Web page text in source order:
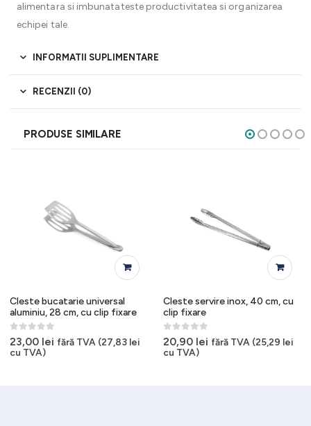
alimentara si imbunatateste productivitatea si organizarea
echipei tale.
INFORMATII SUPLIMENTARE
RECENZII (0)
PRODUSE SIMILARE
Cleste bucatarie universal
aluminiu, 28 cm, cu clip fixare
0out of 5
23,00 lei fără TVA (27,83 lei
cu TVA)
Cleste servire inox, 40 cm, cu
clip fixare
0out of 5
20,90 lei fără TVA (25,29 lei
cu TVA)